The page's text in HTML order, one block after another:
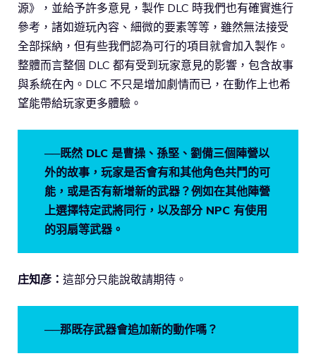
源》，並給予許多意見，製作 DLC 時我們也有確實進行
參考，諸如遊玩內容、細微的要素等等，雖然無法接受
全部採納，但有些我們認為可行的項目就會加入製作。
整體而言整個 DLC 都有受到玩家意見的影響，包含故事
與系統在內。DLC 不只是增加劇情而已，在動作上也希
望能帶給玩家更多體驗。
──既然 DLC 是曹操、孫堅、劉備三個陣營以
外的故事，玩家是否會有和其他角色共鬥的可
能，或是否有新增新的武器？例如在其他陣營
上選擇特定武將同行，以及部分 NPC 有使用
的羽扇等武器。
庄知彦： 這部分只能說敬請期待。
──那既存武器會追加新的動作嗎？